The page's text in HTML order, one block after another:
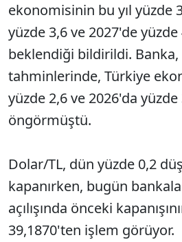
ekonomisinin bu yıl yüzde
yüzde 3,6 ve 2027'de
beklendiği bildirildi. Banka,
tahminlerinde, Türkiye
yüzde 2,6 ve 2026'da
öngörmüştü.
Dolar/TL, dün yüzde 0,2
kapanırken, bugün
açılışında önceki
39,1870'ten işlem görüyor.